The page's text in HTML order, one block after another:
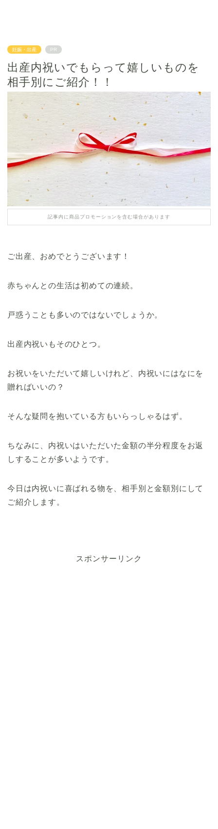
妊娠・出産 PR
出産内祝いでもらって嬉しいものを
相手別にご紹介！！
記事内に商品プロモーションを含む場合があります
ご出産、おめでとうございます！
赤ちゃんとの生活は初めての連続。
戸惑うことも多いのではないでしょうか。
出産内祝いもそのひとつ。
お祝いをいただいて嬉しいけれど、内祝いにはなにを
贈ればいいの？
そんな疑問を抱いている方もいらっしゃるはず。
ちなみに、内祝いはいただいた金額の半分程度をお返
しすることが多いようです。
今日は内祝いに喜ばれる物を、相手別と金額別にして
ご紹介します。
スポンサーリンク